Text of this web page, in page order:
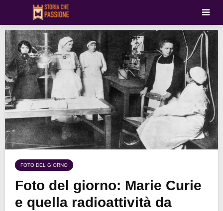
FOTO DEL GIORNO
Foto del giorno: Marie Curie
e quella radioattività da